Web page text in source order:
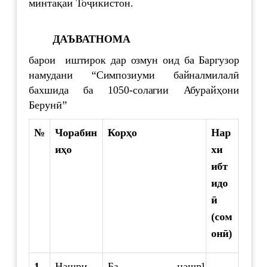
минтақаи Тоҷикистон.
ДАЪВАТНОМА
барои иштирок дар озмун оид ба Баргузор
намудани “Симпозиуми байналмилалӣ
бахшида ба 1050-солагии Абурайҳони
Берунӣ”
№
Чорабин
иҳо
Корҳо
Нар
хи
ибт
идо
ӣ
(сом
онӣ)